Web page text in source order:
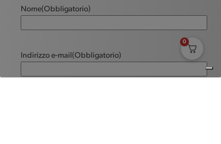
Nome(Obbligatorio)
Indirizzo e-mail (Obbligatorio)
0